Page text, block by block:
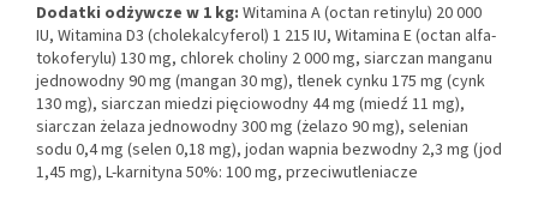
Dodatki odżywcze w 1 kg: Witamina A (octan retinylu) 20 000
IU, Witamina D3 (cholekalcyferol) 1 215 IU, Witamina E (octan alfa-
tokoferylu) 130 mg, chlorek choliny 2 000 mg, siarczan manganu
jednowodny 90 mg (mangan 30 mg), tlenek cynku 175 mg (cynk
130 mg), siarczan miedzi pięciowodny 44 mg (miedź 11 mg),
siarczan żelaza jednowodny 300 mg (żelazo 90 mg), selenian
sodu 0,4 mg (selen 0,18 mg), jodan wapnia bezwodny 2,3 mg (jod
1,45 mg), L-karnityna 50%: 100 mg, przeciwutleniacze